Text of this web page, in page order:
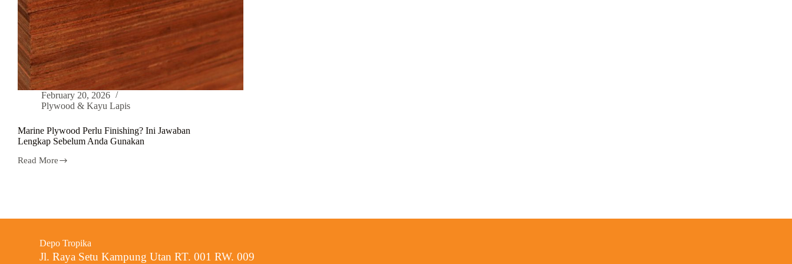
February 20, 2026
Plywood & Kayu Lapis
Marine Plywood Perlu Finishing? Ini Jawaban
Lengkap Sebelum Anda Gunakan
Read More
Depo Tropika
Jl. Raya Setu Kampung Utan RT. 001 RW. 009